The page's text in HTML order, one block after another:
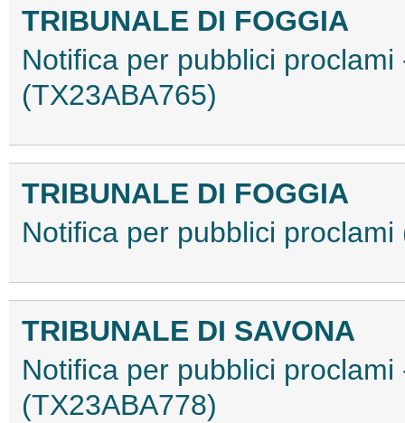
TRIBUNALE DI FOGGIA
Notifica per pubblici
(TX23ABA765)
TRIBUNALE DI FOGGIA
Notifica per pubblici
TRIBUNALE DI SAVONA
Notifica per pubblici
(TX23ABA778)